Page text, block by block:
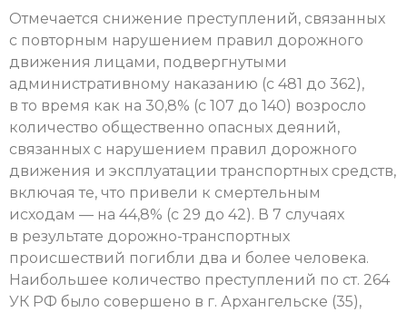
Отмечается снижение преступлений, связанных
с повторным нарушением правил дорожного
движения лицами, подвергнутыми
административному наказанию (с 481 до 362),
в то время как на 30,8% (с 107 до 140) возросло
количество общественно опасных деяний,
связанных с нарушением правил дорожного
движения и эксплуатации транспортных средств,
включая те, что привели к смертельным
исходам — на 44,8% (с 29 до 42). В 7 случаях
в результате дорожно-транспортных
происшествий погибли два и более человека.
Наибольшее количество преступлений по ст. 264
УК РФ было совершено в г. Архангельске (35),